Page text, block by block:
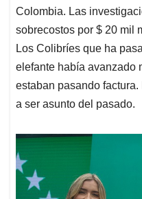
Colombia. Las
sobrecostos por $ 20 mil
Los Colibríes que ha
elefante había avanzado
estaban pasando
a ser asunto del pasado.